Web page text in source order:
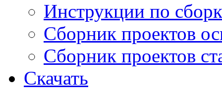
Инструкции по
Сборник проектов
Сборник проектов
Скачать